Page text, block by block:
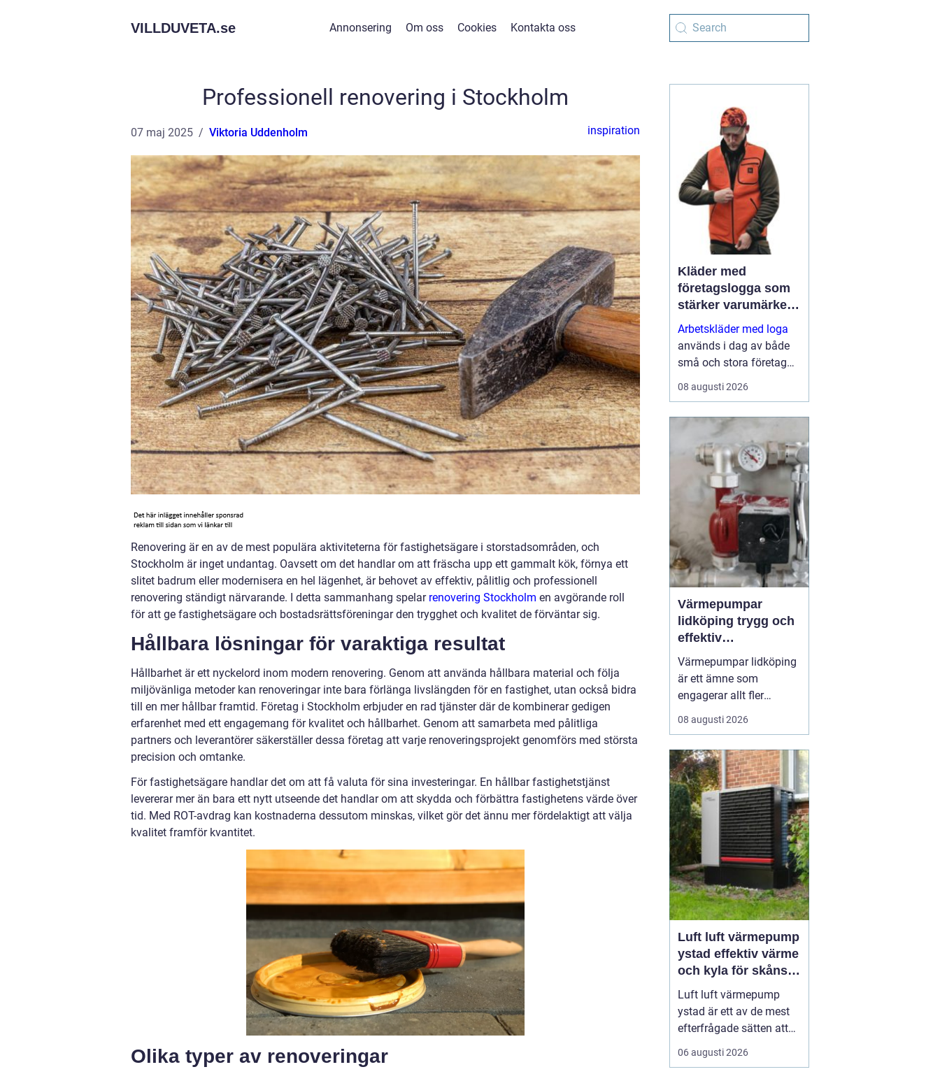
VILLDUVETA.se Annonsering Om oss Cookies Kontakta oss
Professionell renovering i Stockholm
07 maj 2025 Viktoria Uddenholm inspiration
Renovering är en av de mest populära aktiviteterna för fastighetsägare i storstadsområden, och
Stockholm är inget undantag. Oavsett om det handlar om att fräscha upp ett gammalt kök, förnya ett
slitet badrum eller modernisera en hel lägenhet, är behovet av effektiv, pålitlig och professionell
renovering ständigt närvarande. I detta sammanhang spelar renovering Stockholm en avgörande roll
för att ge fastighetsägare och bostadsrättsföreningar den trygghet och kvalitet de förväntar sig.
Hållbara lösningar för varaktiga resultat
Hållbarhet är ett nyckelord inom modern renovering. Genom att använda hållbara material och följa
miljövänliga metoder kan renoveringar inte bara förlänga livslängden för en fastighet, utan också bidra
till en mer hållbar framtid. Företag i Stockholm erbjuder en rad tjänster där de kombinerar gedigen
erfarenhet med ett engagemang för kvalitet och hållbarhet. Genom att samarbeta med pålitliga
partners och leverantörer säkerställer dessa företag att varje renoveringsprojekt genomförs med största
precision och omtanke.
För fastighetsägare handlar det om att få valuta för sina investeringar. En hållbar fastighetstjänst
levererar mer än bara ett nytt utseende det handlar om att skydda och förbättra fastighetens värde över
tid. Med ROT-avdrag kan kostnaderna dessutom minskas, vilket gör det ännu mer fördelaktigt att välja
kvalitet framför kvantitet.
Olika typer av renoveringar
Kläder med
företagslogga som
stärker varumärket
varje dag
Arbetskläder med loga
används i dag av både
små och stora företag
som vill synas mer och
uppfattas som
att välja genomt&...
08 augusti 2026
Värmepumpar
lidköping trygg och
effektiv
uppvärmning för
villa och fastighet
Värmepumpar lidköping
är ett ämne som
engagerar allt fler
villaägare och
fastighetsägare som vill
energikostnader med ett
bekvämt inomhusklimat.
Många i området söker
efter en lösning som är
både miljövänlig och
driftsäker året runt, ...
08 augusti 2026
Luft luft värmepump
ystad effektiv värme
och kyla för skånskt
kustklimat
Luft luft värmepump
ystad är ett av de mest
efterfrågade sätten att
skapa ett behagligt
inomhusklimat i ett
06 augusti 2026